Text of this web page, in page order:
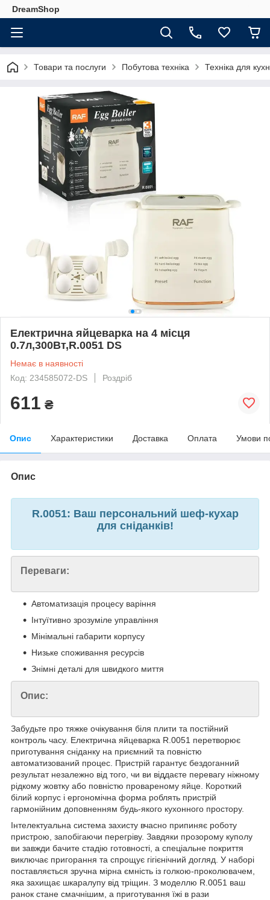
DreamShop
Товари та послуги Побутова техніка Техніка для
Електрична яйцеварка на 4 місця
0.7л,300Вт,R.0051 DS
Немає в наявності
Код: 234585072-DS
Роздріб
611 ₴
Опис Характеристики Доставка Оплата Умови
Опис
R.0051: Ваш персональний шеф-кухар
для сніданків!
Переваги:
Автоматизація процесу варіння
Інтуїтивно зрозуміле управління
Мінімальні габарити корпусу
Низьке споживання ресурсів
Знімні деталі для швидкого миття
Опис:
Забудьте про тяжке очікування біля плити та постійний
контроль часу. Електрична яйцеварка R.0051 перетворює
приготування сніданку на приємний та повністю
автоматизований процес. Пристрій гарантує бездоганний
результат незалежно від того, чи ви віддаєте перевагу ніжному
рідкому жовтку або повністю провареному яйце. Короткий
білий корпус і ергономічна форма роблять пристрій
гармонійним доповненням будь-якого кухонного простору.
Інтелектуальна система захисту вчасно припиняє роботу
пристрою, запобігаючи перегріву. Завдяки прозорому куполу
ви завжди бачите стадію готовності, а спеціальне покриття
виключає пригорання та спрощує гігієнічний догляд. У наборі
поставляється зручна мірна ємність із голкою-проколювачем,
яка захищає шкаралупу від тріщин. З моделлю R.0051 ваш
ранок стане смачнішим, а приготування їжі в рази